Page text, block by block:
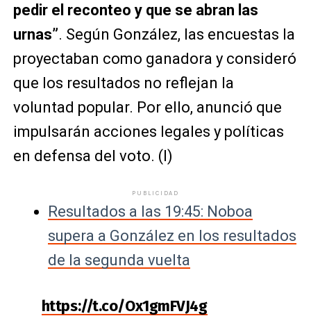
pedir el reconteo y que se abran las
urnas”. Según González, las encuestas la
proyectaban como ganadora y consideró
que los resultados no reflejan la
voluntad popular. Por ello, anunció que
impulsarán acciones legales y políticas
en defensa del voto. (I)
PUBLICIDAD
Resultados a las 19:45: Noboa
supera a González en los resultados
de la segunda vuelta
https://t.co/Ox1gmFVJ4g